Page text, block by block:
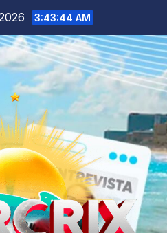
3:43:45 AM